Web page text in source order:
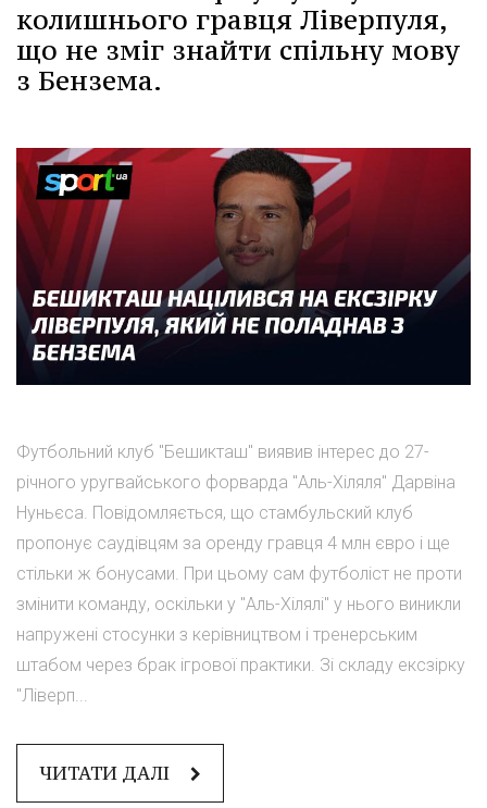
колишнього гравця Ліверпуля,
що не зміг знайти спільну мову
з Бензема.
Футбольний клуб "Бешикташ" виявив інтерес до 27-
річного уругвайського форварда "Аль-Хіляля" Дарвіна
Нуньєса. Повідомляється, що стамбульский клуб
пропонує саудівцям за оренду гравця 4 млн євро і ще
стільки ж бонусами. При цьому сам футболіст не проти
змінити команду, оскільки у "Аль-Хілялі" у нього виникли
напружені стосунки з керівництвом і тренерським
штабом через брак ігрової практики. Зі складу ексзірку
"Ліверп...
ЧИТАТИ ДАЛІ